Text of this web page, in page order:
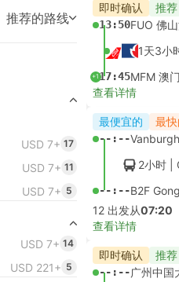
推荐的路线
USD 7+ 17
USD 7+ 11
USD 7+ 5
USD 7+ 14
USD 221+ 5
即时确认 推荐
13:50FUO 佛
1天3小
+117:45MFM 澳
查看详情
最便宜的 最
--:--
2小时 |
--:--B2F
12 出发从07:20
查看详情
即时确认 推荐
--:--广州中国